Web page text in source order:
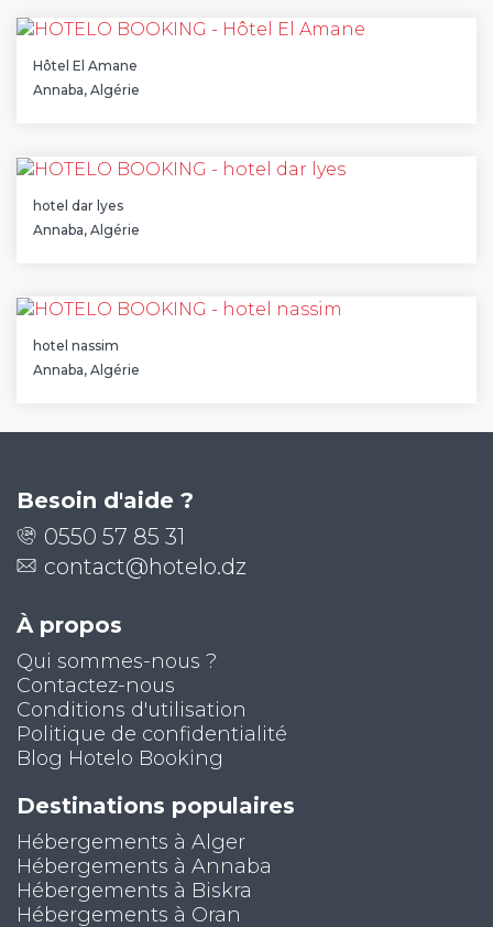
Hôtel El Amane
Annaba, Algérie
hotel dar lyes
Annaba, Algérie
hotel nassim
Annaba, Algérie
Annaba, Algérie
hotel sabri
Annaba, Algérie
residence hyppone
hotel liberté
Besoin d'aide ?
0550 57 85 31
contact@hotelo.dz
À propos
Qui sommes-nous ?
Contactez-nous
Conditions d'utilisation
Politique de confidentialité
Blog Hotelo Booking
Destinations populaires
Hébergements à Alger
Hébergements à Annaba
Hébergements à Biskra
Hébergements à Oran